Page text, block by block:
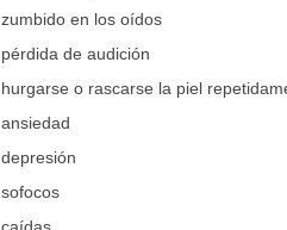
zumbido en los oídos
pérdida de audición
hurgarse o rascarse la piel
ansiedad
depresión
sofocos
caídas